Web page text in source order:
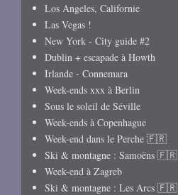
Los Angeles, Californie
Las Vegas !
New York - City guide #2
Dublin + escapade à Howth
Irlande - Connemara
Week-ends xxx à Berlin
Sous le soleil de Séville
Week-ends à Copenhague
Week-end dans le Perche 🇫🇷
Ski & montagne : Samoëns 🇫🇷
Week-end à Zagreb
Ski & montagne : Les Arcs 🇫🇷